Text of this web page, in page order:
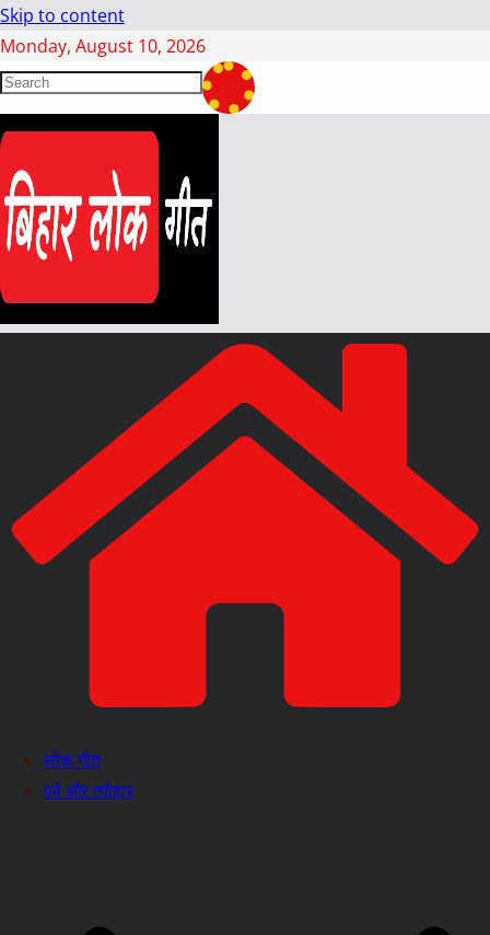
Skip to content
Monday, August 10, 2026
लोक गीत
पर्व और त्यौहार